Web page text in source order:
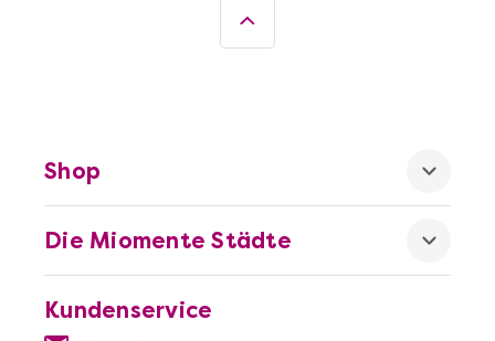
Kundenservice
Die Miomente Städte
Shop